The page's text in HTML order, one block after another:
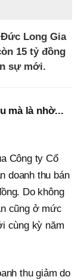
Long Gia
15 tỷ đồng
sự mới.
mà là nhờ...
Công ty Cổ
doanh thu bán
Do không
cũng ở mức
cùng kỳ năm
thu giảm do